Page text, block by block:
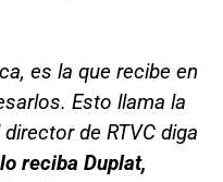
es la que recibe en
Esto llama la
de RTVC diga
reciba Duplat,